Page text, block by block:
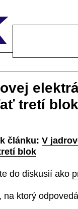
tretí blok
článku: V
blok
do diskusií ako
na ktorý